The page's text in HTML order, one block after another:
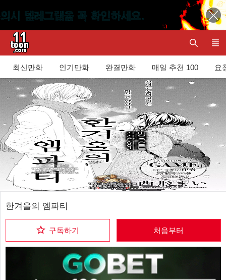
최신만화 인기만화 완결만화 매일 추천 100 요
한겨울의 엠파티
구독하기 처음부터